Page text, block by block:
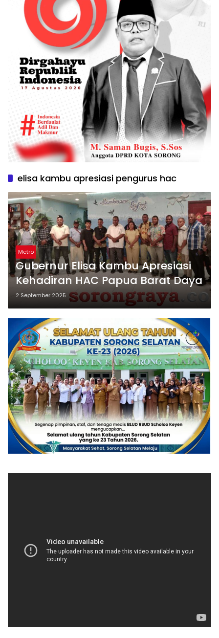
elisa kambu apresiasi pengurus hac
Metro
Gubernur Elisa Kambu Apresiasi
Kehadiran HAC Papua Barat Daya
2 September 2025